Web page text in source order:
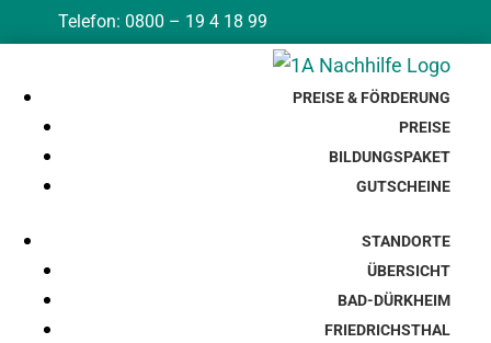
Telefon: 0800 – 19 4 18 99
PREISE & FÖRDERUNG
PREISE
BILDUNGSPAKET
GUTSCHEINE
STANDORTE
ÜBERSICHT
BAD-DÜRKHEIM
FRIEDRICHSTHAL